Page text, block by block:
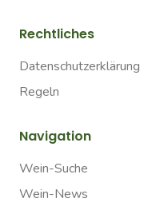
Rechtliches
Datenschutzerklärung
Regeln
Navigation
Wein-Suche
Wein-News